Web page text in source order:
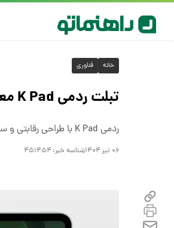
خانه فناوری
تبلت ردمی K Pad معرفی شد؛ رقیب جدی برای آیپد مینی ۷ اپل
ردمی K Pad با طراحی رقابتی و سخت‌افزار قدرتمند، شیائومی را وارد میدان رقابت مستقیم با آیپد مینی ۷ کرده و قیمتی بسیار پایین‌تر دارد.
۰۶ تیر ۱۴۰۴ شناسه خبر:۴۵۱۴۵۴